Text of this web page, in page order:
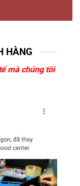
HÀNG
mà chúng tôi